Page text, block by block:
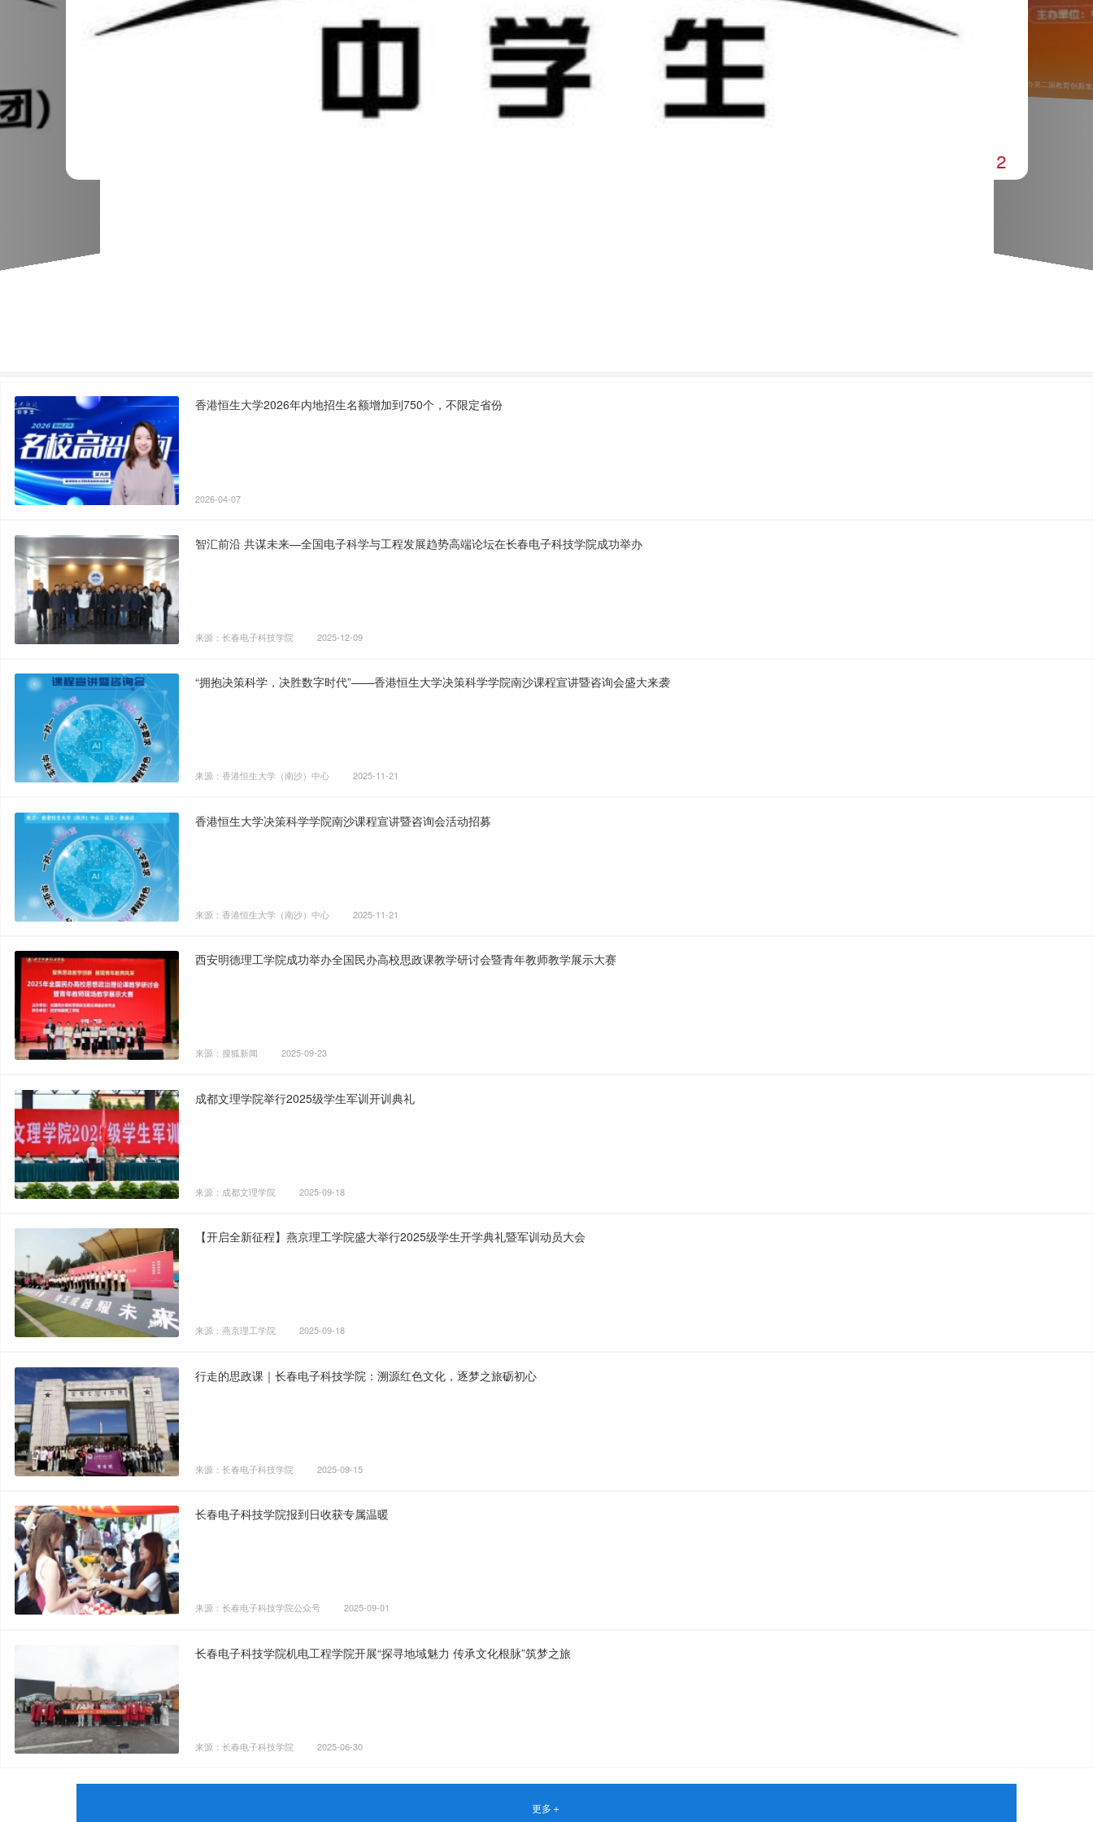
2
关于举办第二届教育创
香港恒生大学2026年内地招生名额增加到750个，不限定省份
2026-04-07
智汇前沿 共谋未来—全国电子科学与工程发展趋势高端论坛在长春电子科技学院成功举办
来源：长春电子科技学院 2025-12-09
“拥抱决策科学，决胜数字时代”——香港恒生大学决策科学学院南沙课程宣讲暨咨询会盛大来袭
来源：香港恒生大学（南沙）中心 2025-11-21
香港恒生大学决策科学学院南沙课程宣讲暨咨询会活动招募
来源：香港恒生大学（南沙）中心 2025-11-21
西安明德理工学院成功举办全国民办高校思政课教学研讨会暨青年教师教学展示大赛
来源：搜狐新闻 2025-09-23
成都文理学院举行2025级学生军训开训典礼
来源：成都文理学院 2025-09-18
【开启全新征程】燕京理工学院盛大举行2025级学生开学典礼暨军训动员大会
来源：燕京理工学院 2025-09-18
行走的思政课｜长春电子科技学院：溯源红色文化，逐梦之旅砺初心
来源：长春电子科技学院 2025-09-15
长春电子科技学院报到日收获专属温暖
来源：长春电子科技学院公众号 2025-09-01
长春电子科技学院机电工程学院开展“探寻地域魅力 传承文化根脉”筑梦之旅
来源：长春电子科技学院 2025-06-30
更多＋